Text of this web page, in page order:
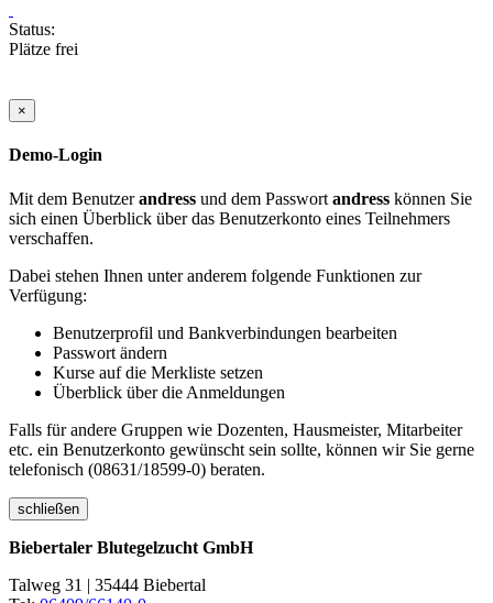
Status:
Plätze frei
×
Demo-Login
Mit dem Benutzerandress und dem Passwort andress können Sie
sich einen Überblick über das Benutzerkonto eines Teilnehmers
verschaffen.
Dabei stehen Ihnen unter anderem folgende Funktionen zur
Verfügung:
Benutzerprofil und Bankverbindungen bearbeiten
Passwort ändern
Kurse auf die Merkliste setzen
Überblick über die Anmeldungen
Falls für andere Gruppen wie Dozenten, Hausmeister, Mitarbeiter
etc. ein Benutzerkonto gewünscht sein sollte, können wir Sie gerne
telefonisch (08631/18599-0) beraten.
schließen
Biebertaler Blutegelzucht GmbH
Talweg 31 | 35444 Biebertal